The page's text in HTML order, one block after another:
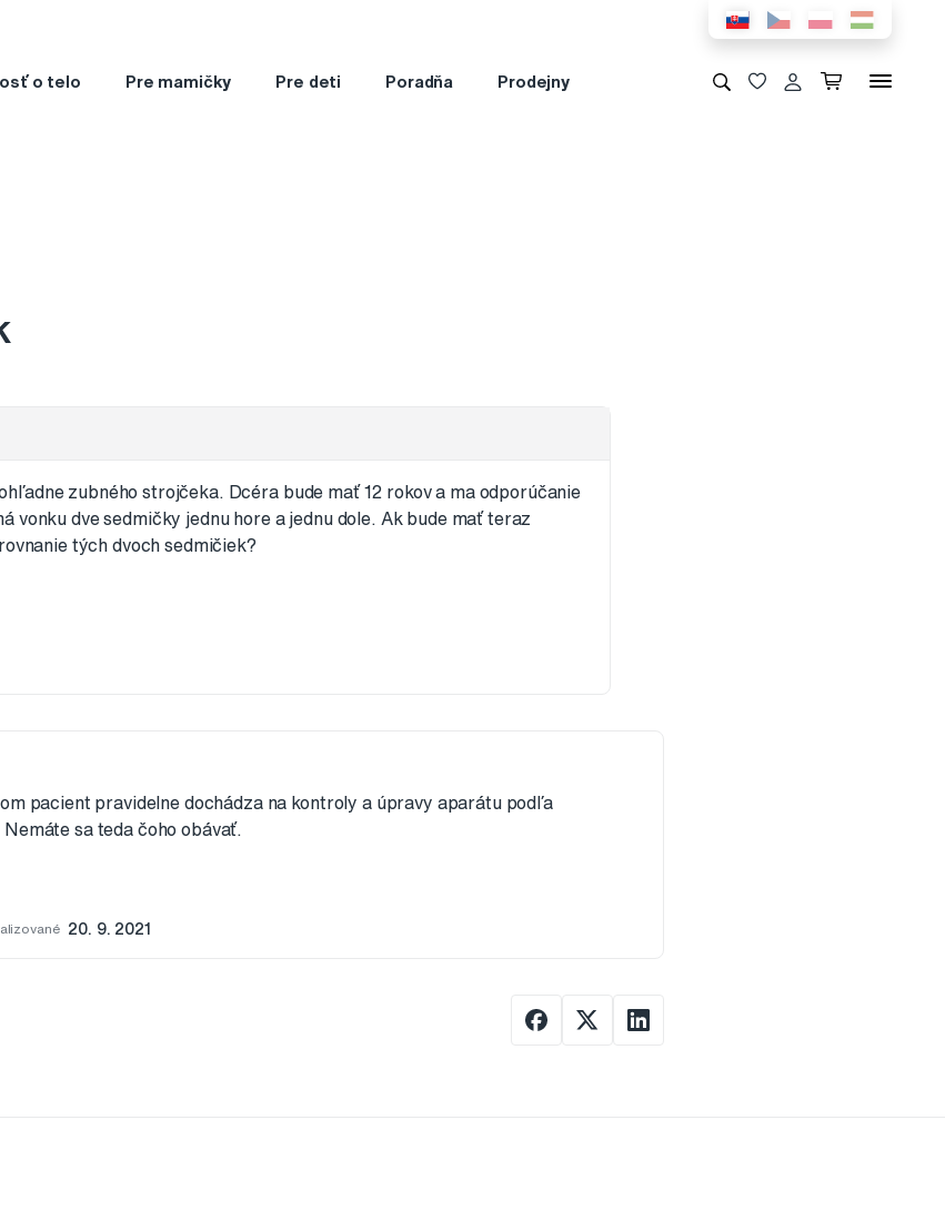
o telo Pre mamičky Pre deti Poradňa Prodejny
zubného strojčeka. Dcéra bude mať 12 rokov a ma odporúčanie
vonku dve sedmičky jednu hore a jednu dole. Ak bude mať teraz
tých dvoch sedmičiek?
pacient pravidelne dochádza na kontroly a úpravy aparátu podľa
sa teda čoho obávať.
20. 9. 2021